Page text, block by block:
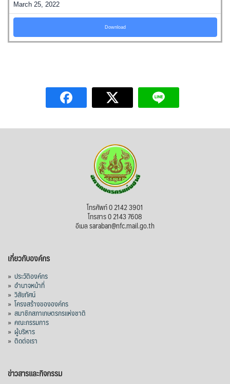
March 25, 2022
Download
โทรศัพท์ 0 2142 3901
โทรสาร 0 2143 7608
อีเมล saraban@nfc.mail.go.th
เกี่ยวกับองค์กร
» ประวัติองค์กร
» อำนาจหน้าที่
» วิสัยทัศน์
» โครงสร้างขององค์กร
» สมาชิกสภาเกษตรกรแห่งชาติ
» คณะกรรมการ
» ผู้บริหาร
» ติดต่อเรา
ข่าวสารและกิจกรรม